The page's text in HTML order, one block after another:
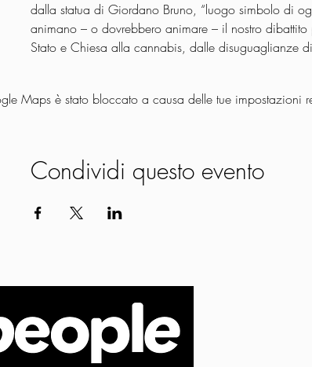
dalla statua di Giordano Bruno, “luogo simbolo di
animano – o dovrebbero animare – il nostro
Stato e Chiesa alla cannabis, dalle disuguaglianze
Maps è stato bloccato a causa delle tue impostazioni
Condividi questo evento